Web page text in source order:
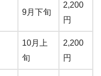
9月下旬
2,200
円
10月上
旬
2,200
円